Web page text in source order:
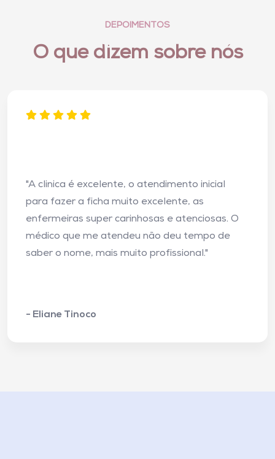
DEPOIMENTOS
O que dizem sobre nós
"A clinica é excelente, o atendimento inicial
para fazer a ficha muito excelente, as
enfermeiras super carinhosas e atenciosas. O
médico que me atendeu não deu tempo de
saber o nome, mais muito profissional."
- Eliane Tinoco